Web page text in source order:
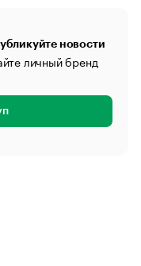
новости
личный бренд